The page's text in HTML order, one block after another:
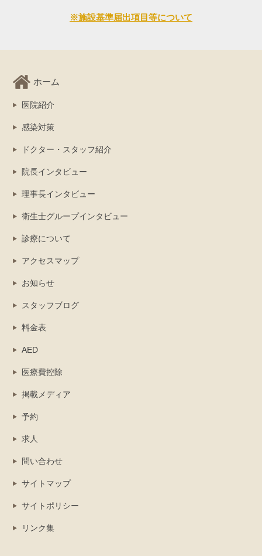
※施設基準届出項目等について
ホーム
医院紹介
感染対策
ドクター・スタッフ紹介
院長インタビュー
理事長インタビュー
衛生士グループインタビュー
診療について
アクセスマップ
お知らせ
スタッフブログ
料金表
AED
医療費控除
掲載メディア
予約
求人
問い合わせ
サイトマップ
サイトポリシー
リンク集